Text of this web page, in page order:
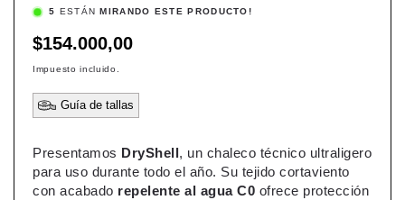
5 ESTÁN MIRANDO ESTE PRODUCTO!
Precio
habitual
$154.000,00
Impuesto incluido.
Guía de tallas
Presentamos DryShell , un chaleco técnico ultraligero
para uso durante todo el año. Su tejido cortaviento
con acabado repelente al agua C0 ofrece protección